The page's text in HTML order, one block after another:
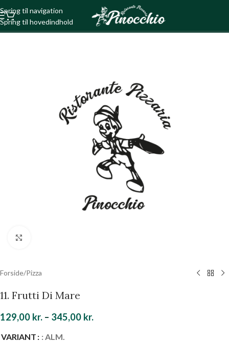
Spring til navigation
Spring til hovedindhold
Forside/Pizza
11. Frutti Di Mare
129,00 kr. – 345,00 kr.
VARIANT
: ALM.